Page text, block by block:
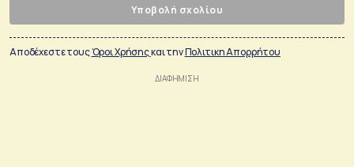
Υποβολή σχολίου
Αποδέχεστε τουςΌροι Χρήσηςκαι τηνΠολιτικη Απορρήτου